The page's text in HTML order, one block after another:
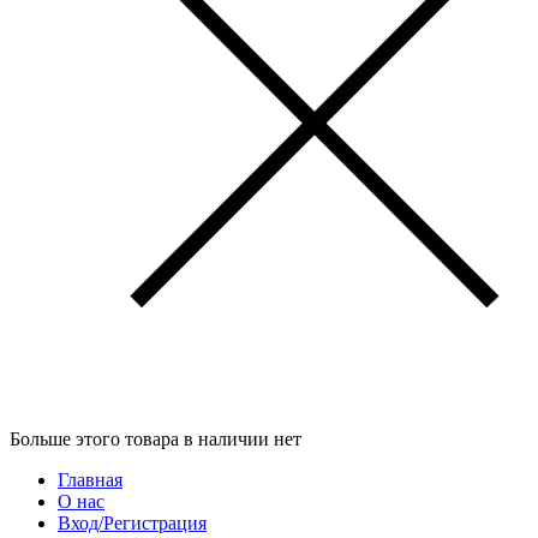
Больше этого товара в наличии нет
Главная
О нас
Вход/Регистрация